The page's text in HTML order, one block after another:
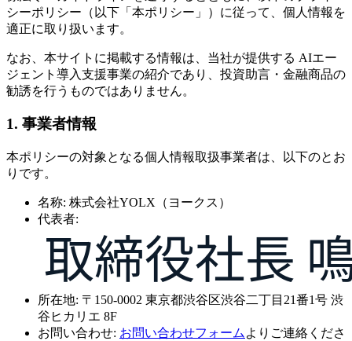
シーポリシー（以下「本ポリシー」）に従って、個人情報を
適正に取り扱います。
なお、本サイトに掲載する情報は、当社が提供する AIエー
ジェント 導入支援事業の紹介であり、投資助言・金融商品の
勧誘を行うものではありません。
1. 事業者情報
本ポリシーの対象となる個人情報取扱事業者は、以下のとお
りです。
名称: 株式会社YOLX（ヨークス）
代表者:
所在地: 〒150-0002 東京都渋谷区渋谷二丁目21番1号 渋
谷ヒカリエ 8F
お問い合わせ: お問い合わせフォーム よりご連絡くださ